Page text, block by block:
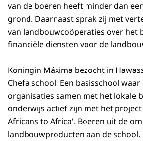
van de boeren heeft minder dan
grond. Daarnaast sprak zij met
van landbouwcoöperaties over het
financiële diensten voor de
Koningin Máxima bezocht in
Chefa school. Een basisschool waar
organisaties samen met het lokale
onderwijs actief zijn met het
Africans to Africa'. Boeren uit de
landbouwproducten aan de school.